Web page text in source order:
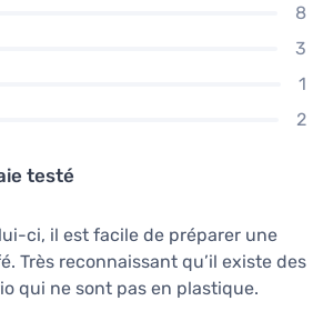
8
3
1
2
testé
ci, il est facile de préparer une
Très reconnaissant qu’il existe des
qui ne sont pas en plastique.